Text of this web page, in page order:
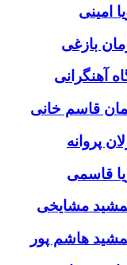
امینی
بازغی
آهنگرانی
قاسم خانی
پروانه
قاسمی
مشایخی
هاشم پور